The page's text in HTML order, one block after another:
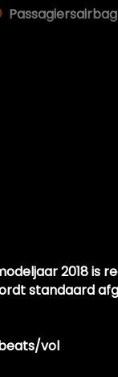
Passagiersairbag
2018
standaard
vol